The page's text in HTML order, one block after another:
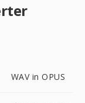
WAV in OPUS